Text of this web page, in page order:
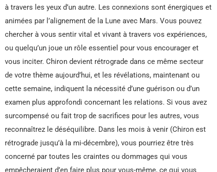
à travers les yeux d’un autre. Les connexions sont énergiques et
animées par l’alignement de la Lune avec Mars. Vous pouvez
chercher à vous sentir vital et vivant à travers vos expériences,
ou quelqu’un joue un rôle essentiel pour vous encourager et
vous inciter. Chiron devient rétrograde dans ce même secteur
de votre thème aujourd’hui, et les révélations, maintenant ou
cette semaine, indiquent la nécessité d’une guérison ou d’un
examen plus approfondi concernant les relations. Si vous avez
surcompensé ou fait trop de sacrifices pour les autres, vous
reconnaîtrez le déséquilibre. Dans les mois à venir (Chiron est
rétrograde jusqu’à la mi-décembre), vous pourriez être très
concerné par toutes les craintes ou dommages qui vous
empêcheraient d’en faire plus pour vous-même, ce qui vous